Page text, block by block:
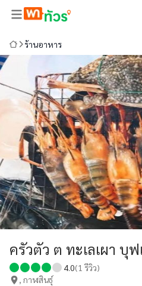
ร้านอาหาร
ครัวตัว ต ทะเลเผา บุ
4.0(1 รีวิว)
, กาฬสินธุ์